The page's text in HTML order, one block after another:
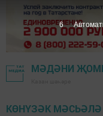
МӘДӘНИ
КӨНҮЗӘК МӘСЬӘЛӘ
4